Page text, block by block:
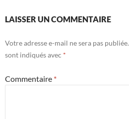
LAISSER UN COMMENTAIRE
Votre adresse e-mail ne sera pas publiée.
sont indiqués avec *
Commentaire *